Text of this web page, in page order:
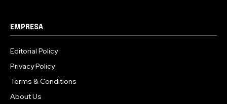
EMPRESA
Editorial Policy
Privacy Policy
Terms & Conditions
About Us